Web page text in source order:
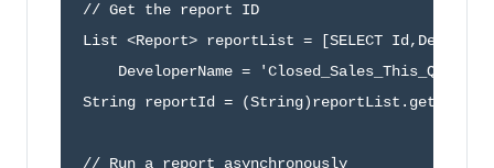
// Get the report ID
List <Report> reportList = [SELECT
DeveloperName =
String reportId =
// Run a report asynchronously